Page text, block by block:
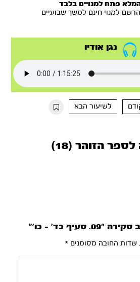
פתח למנויים בלבד
למנוי חינם למשך שבועיים
נגן אודיו
לשיעור הבא
הזוהר (18)
כד’ – כו’”
שדות החובה מסומנים*